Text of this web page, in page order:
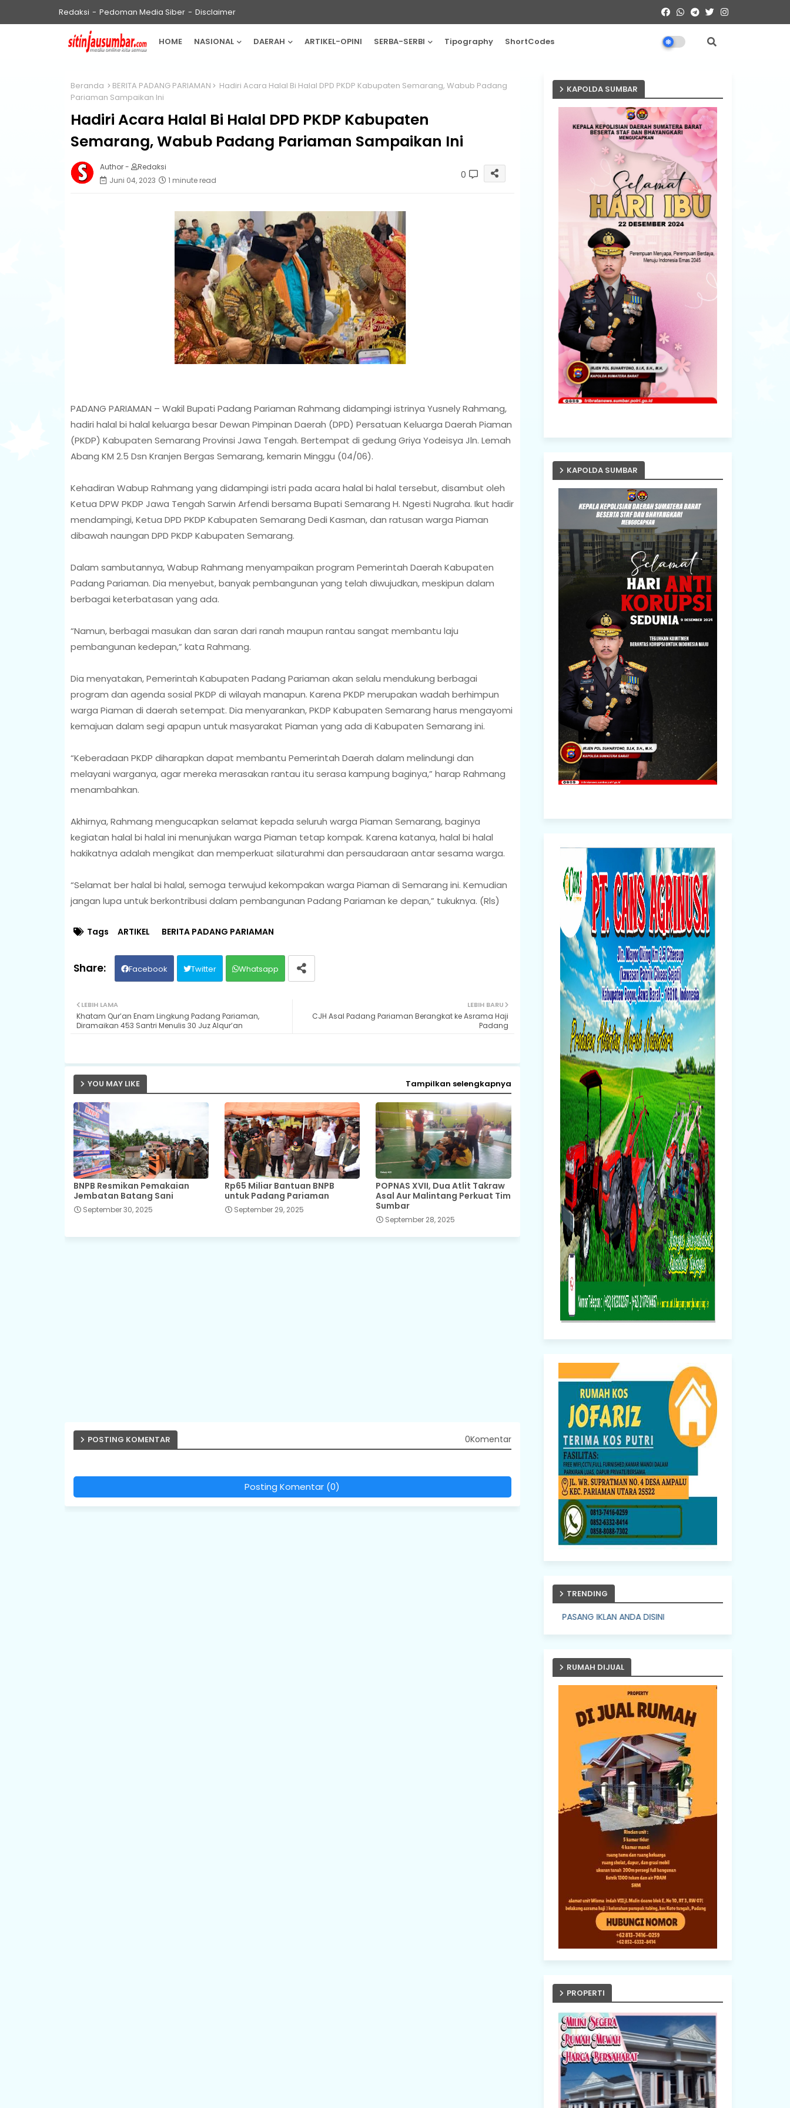
Redaksi Pedoman Media Siber Disclaimer
HOME NASIONAL DAERAH ARTIKEL-OPINI SERBA-SERBI Tipography ShortCodes
Beranda BERITA PADANG PARIAMAN
Hadiri Acara Halal Bi Halal DPD PKDP Kabupaten Semarang, Wabub Padang
Pariaman Sampaikan Ini
Hadiri Acara Halal Bi Halal DPD PKDP Kabupaten
Semarang, Wabub Padang Pariaman Sampaikan Ini
Author -
Redaksi
Juni 04, 2023
1 minute read 0
PADANG PARIAMAN – Wakil Bupati Padang Pariaman Rahmang didampingi istrinya Yusnely Rahmang,
hadiri halal bi halal keluarga besar Dewan Pimpinan Daerah (DPD) Persatuan Keluarga Daerah Piaman
(PKDP) Kabupaten Semarang Provinsi Jawa Tengah. Bertempat di gedung Griya Yodeisya Jln. Lemah
Abang KM 2.5 Dsn Kranjen Bergas Semarang, kemarin Minggu (04/06).
Kehadiran Wabup Rahmang yang didampingi istri pada acara halal bi halal tersebut, disambut oleh
Ketua DPW PKDP Jawa Tengah Sarwin Arfendi bersama Bupati Semarang H. Ngesti Nugraha. Ikut hadir
mendampingi, Ketua DPD PKDP Kabupaten Semarang Dedi Kasman, dan ratusan warga Piaman
dibawah naungan DPD PKDP Kabupaten Semarang.
Dalam sambutannya, Wabup Rahmang menyampaikan program Pemerintah Daerah Kabupaten
Padang Pariaman. Dia menyebut, banyak pembangunan yang telah diwujudkan, meskipun dalam
berbagai keterbatasan yang ada.
“Namun, berbagai masukan dan saran dari ranah maupun rantau sangat membantu laju
pembangunan kedepan,” kata Rahmang.
Dia menyatakan, Pemerintah Kabupaten Padang Pariaman akan selalu mendukung berbagai
program dan agenda sosial PKDP di wilayah manapun. Karena PKDP merupakan wadah berhimpun
warga Piaman di daerah setempat. Dia menyarankan, PKDP Kabupaten Semarang harus mengayomi
kemajuan dalam segi apapun untuk masyarakat Piaman yang ada di Kabupaten Semarang ini.
“Keberadaan PKDP diharapkan dapat membantu Pemerintah Daerah dalam melindungi dan
melayani warganya, agar mereka merasakan rantau itu serasa kampung baginya,” harap Rahmang
menambahkan.
Akhirnya, Rahmang mengucapkan selamat kepada seluruh warga Piaman Semarang, baginya
kegiatan halal bi halal ini menunjukan warga Piaman tetap kompak. Karena katanya, halal bi halal
hakikatnya adalah mengikat dan memperkuat silaturahmi dan persaudaraan antar sesama warga.
“Selamat ber halal bi halal, semoga terwujud kekompakan warga Piaman di Semarang ini. Kemudian
jangan lupa untuk berkontribusi dalam pembangunan Padang Pariaman ke depan,” tukuknya. (Rls)
Tags ARTIKEL BERITA PADANG PARIAMAN
Facebook Twitter Whatsapp
LEBIH BARU
CJH Asal Padang Pariaman Berangkat ke Asrama Haji
Padang
LEBIH LAMA
Khatam Qur’an Enam Lingkung Padang Pariaman,
Diramaikan 453 Santri Menulis 30 Juz Alqur’an
YOU MAY LIKE Tampilkan selengkapnya
BNPB Resmikan Pemakaian
Jembatan Batang Sani
September 30, 2025
Rp65 Miliar Bantuan BNPB
untuk Padang Pariaman
September 29, 2025
POPNAS XVII, Dua Atlit Takraw
Asal Aur Malintang Perkuat Tim
Sumbar
September 28, 2025
POSTING KOMENTAR 0Komentar
Posting Komentar (0)
KAPOLDA SUMBAR
KAPOLDA SUMBAR
TRENDING
PASANG IKLAN ANDA DISINI
RUMAH DIJUAL
PROPERTI